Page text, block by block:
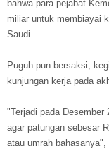
bahwa para pejabat
miliar untuk membiayai
Saudi.
Puguh pun bersaksi,
kunjungan kerja pada
"Terjadi pada Desember
agar patungan sebesar
atau umrah bahasanya",